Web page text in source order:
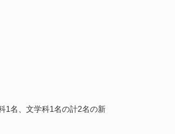
1名、文学科1名の計2名の新